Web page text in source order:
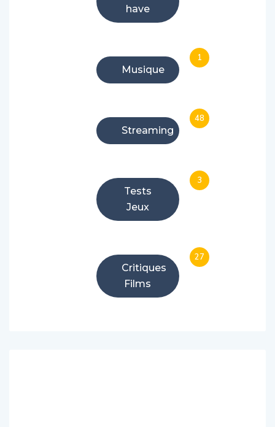
have
Musique
1
Streaming
48
Tests
Jeux
3
Critiques
Films
27